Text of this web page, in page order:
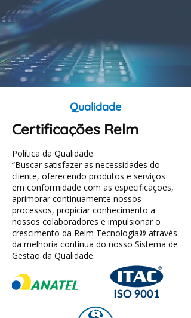
Qualidade
Certificações Relm
Política da Qualidade:
“Buscar satisfazer as necessidades do
cliente, oferecendo produtos e serviços
em conformidade com as especificações,
aprimorar continuamente nossos
processos, propiciar conhecimento a
nossos colaboradores e impulsionar o
crescimento da Relm Tecnologia® através
da melhoria contínua do nosso Sistema de
Gestão da Qualidade.